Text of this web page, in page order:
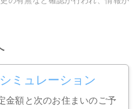
ミュレーション
金額と次のお住まいのご予